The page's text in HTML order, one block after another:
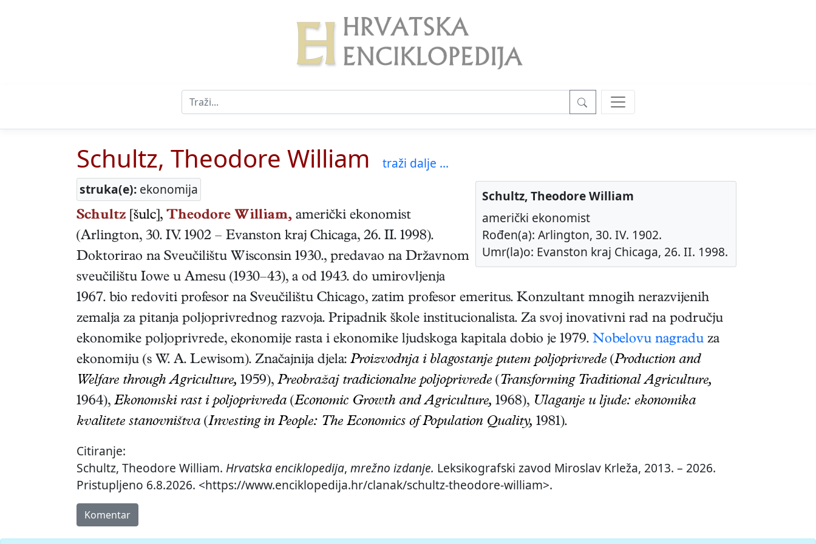
Schultz, Theodore William
traži dalje ...
struka(e): ekonomija
Schultz, Theodore William
američki ekonomist
Rođen(a): Arlington, 30. IV. 1902.
Umr(la)o: Evanston kraj Chicaga, 26. II. 1998.
Schultz [šulc], Theodore William, američki ekonomist
(Arlington, 30. IV. 1902 – Evanston kraj Chicaga, 26. II. 1998).
Doktorirao na Sveučilištu Wisconsin 1930., predavao na Državnom
sveučilištu Iowe u Amesu (1930–43), a od 1943. do umirovljenja
1967. bio redoviti profesor na Sveučilištu Chicago, zatim profesor emeritus. Konzultant mnogih nerazvijenih
zemalja za pitanja poljoprivrednog razvoja. Pripadnik škole institucionalista. Za svoj inovativni rad na području
ekonomike poljoprivrede, ekonomije rasta i ekonomike ljudskoga kapitala dobio je 1979. Nobelovu nagradu za
ekonomiju (s W. A. Lewisom). Značajnija djela: Proizvodnja i blagostanje putem poljoprivrede (Production and
Welfare through Agriculture, 1959), Preobražaj tradicionalne poljoprivrede (Transforming Traditional Agriculture,
1964), Ekonomski rast i poljoprivreda (Economic Growth and Agriculture, 1968), Ulaganje u ljude: ekonomika
kvalitete stanovništva (Investing in People: The Economics of Population Quality, 1981).
Citiranje:
Schultz, Theodore William. Hrvatska enciklopedija, mrežno izdanje. Leksikografski zavod Miroslav Krleža, 2013. – 2026.
Pristupljeno 6.8.2026. <https://www.enciklopedija.hr/clanak/schultz-theodore-william>.
Komentar